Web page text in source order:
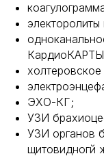
электоролиты
ЭХО-КГ;
УЗИ
УЗИ органов
щитовидногй